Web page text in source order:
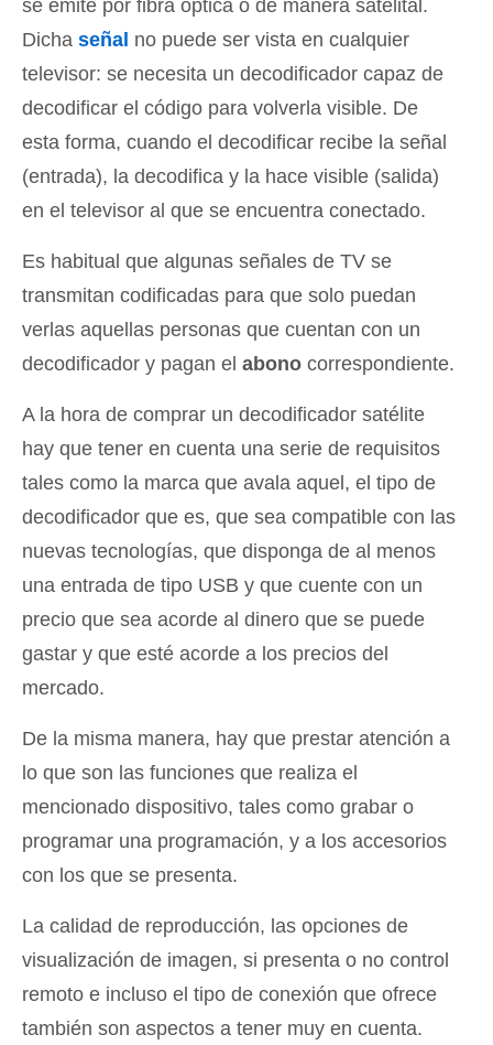
se emite por fibra óptica o de manera satelital.
Dicha señal no puede ser vista en cualquier
televisor: se necesita un decodificador capaz de
decodificar el código para volverla visible. De
esta forma, cuando el decodificar recibe la señal
(entrada), la decodifica y la hace visible (salida)
en el televisor al que se encuentra conectado.
Es habitual que algunas señales de TV se
transmitan codificadas para que solo puedan
verlas aquellas personas que cuentan con un
decodificador y pagan el abono correspondiente.
A la hora de comprar un decodificador satélite
hay que tener en cuenta una serie de requisitos
tales como la marca que avala aquel, el tipo de
decodificador que es, que sea compatible con las
nuevas tecnologías, que disponga de al menos
una entrada de tipo USB y que cuente con un
precio que sea acorde al dinero que se puede
gastar y que esté acorde a los precios del
mercado.
De la misma manera, hay que prestar atención a
lo que son las funciones que realiza el
mencionado dispositivo, tales como grabar o
programar una programación, y a los accesorios
con los que se presenta.
La calidad de reproducción, las opciones de
visualización de imagen, si presenta o no control
remoto e incluso el tipo de conexión que ofrece
también son aspectos a tener muy en cuenta.